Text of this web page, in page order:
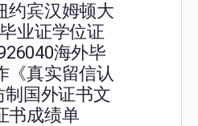
约宾汉姆顿大
业证学位证
海外毕
《真实留信认
国外证书文
书成绩单